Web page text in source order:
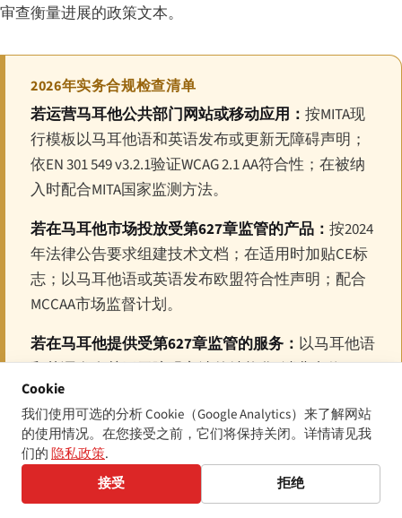
审查衡量进展的政策文本。
2026年实务合规检查清单
若运营马耳他公共部门网站或移动应用： 按MITA现
行模板以马耳他语和英语发布或更新无障碍声明；
依EN 301 549 v3.2.1验证WCAG 2.1 AA符合性；在被纳
入时配合MITA国家监测方法。
若在马耳他市场投放受第627章监管的产品： 按2024
年法律公告要求组建技术文档；在适用时加贴CE标
志；以马耳他语或英语发布欧盟符合性声明；配合
MCCAA市场监督计划。
若在马耳他提供受第627章监管的服务： 以马耳他语
和英语发布关于无障碍方法的结构化"消费者信
息"通知；将服务与WCAG 2.1 AA对齐；指定单一无障
碍投诉联络点；记录依EN 301 549服务要求的符合性
证明；如服务排斥某类用户，应预期同时收到依第
413章提起的CRPD Malta平行投诉。
Cookie
我们使用可选的分析 Cookie（Google Analytics）来了解网站
的使用情况。在您接受之前，它们将保持关闭。详情请见我
们的隐私政策.
接受
拒绝